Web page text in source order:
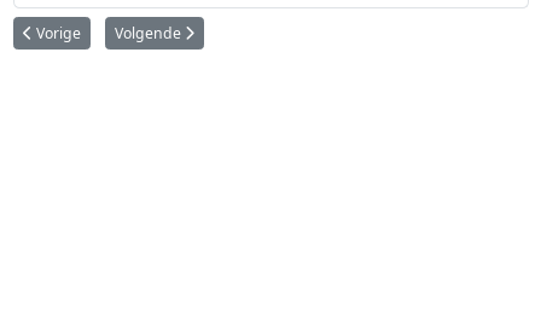
Vorig artikel: Eerste ringenstelsel rond planetoïde ontdekt
Vorige Volgende artikel: Krachtige 3D-spectrograaf met succes
Volgende